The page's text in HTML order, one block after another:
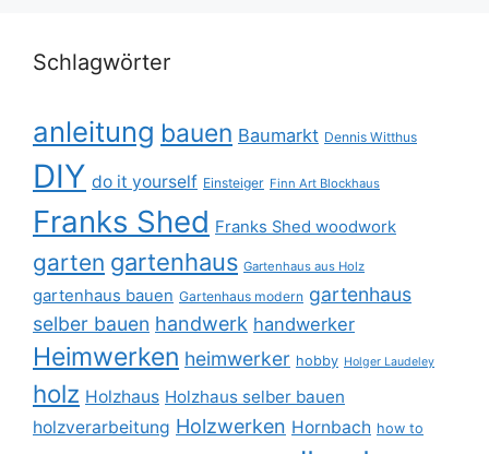
Schlagwörter
anleitung bauen Baumarkt Dennis Witthus
DIY do it yourself Einsteiger Finn Art Blockhaus
Franks Shed Franks Shed woodwork
garten gartenhaus Gartenhaus aus Holz
gartenhaus bauen Gartenhaus modern gartenhaus
selber bauen handwerk handwerker
Heimwerken heimwerker hobby Holger Laudeley
holz Holzhaus Holzhaus selber bauen
holzverarbeitung Holzwerken Hornbach how to